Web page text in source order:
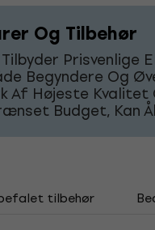
Og Tilbehør
Prisvenlige
Begyndere Og
Af Højeste Kvalitet
Budget, Kan
tilbehør